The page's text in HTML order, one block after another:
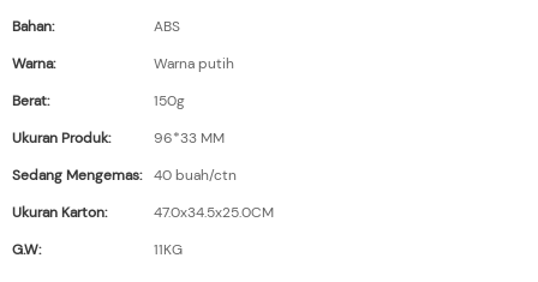
Bahan:
ABS
Warna:
Warna putih
Berat:
150g
Ukuran Produk:
96*33 MM
Sedang Mengemas:
40 buah/ctn
Ukuran Karton:
47.0x34.5x25.0CM
G.W:
11KG